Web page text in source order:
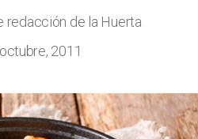
redacción de la Huerta
2011